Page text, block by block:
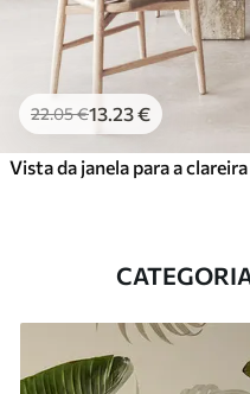
22.05€13 .23€
Vista da janela para a clareira